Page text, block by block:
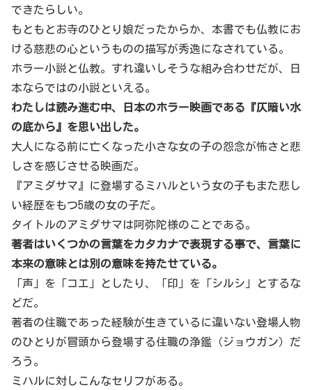
できたらしい。
もともとお寺のひとり娘だったからか、本書でも仏教にお
ける慈悲の心というものの描写が秀逸になされている。
ホラー小説と仏教。すれ違いしそうな組み合わせだが、日
本ならではの小説といえる。
わたしは読み進む中、日本のホラー映画である『仄暗い水
の底から』を思い出した。
大人になる前に亡くなった小さな女の子の怨念が怖さと悲
しさを感じさせる映画だ。
『アミダサマ』に登場するミハルという女の子もまた悲し
い経歴をもつ5歳の女の子だ。
タイトルのアミダサマは阿弥陀様のことである。
著者はいくつかの言葉をカタカナで表現する事で、言葉に
本来の意味とは別の意味を持たせている。
「声」を「コエ」としたり、「印」を「シルシ」とするな
どだ。
著者の住職であった経験が生きているに違いない登場人物
のひとりが冒頭から登場する住職の浄鑑（ジョウガン）だ
ろう。
ミハルに対しこんなセリフがある。